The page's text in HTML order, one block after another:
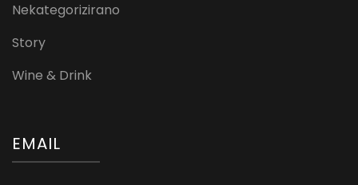
Nekategorizirano
Story
Wine & Drink
EMAIL